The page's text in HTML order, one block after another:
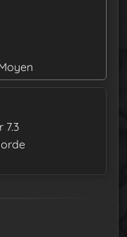
7.3